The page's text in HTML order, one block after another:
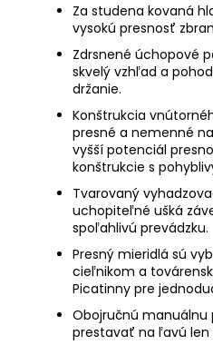
Za studena kovaná
vysokú presnosť
Zdrsnené úchopové
skvelý vzhľad a
držanie.
Konštrukcia
presné a nemenné
vyšší potenciál
konštrukcie s
Tvarovaný
uchopiteľné ušká
spoľahlivú prevádzku.
Presný mieridlá sú
cieľnikom a
Picatinny pre
Obojručnú manuálnu
prestavať na ľavú len